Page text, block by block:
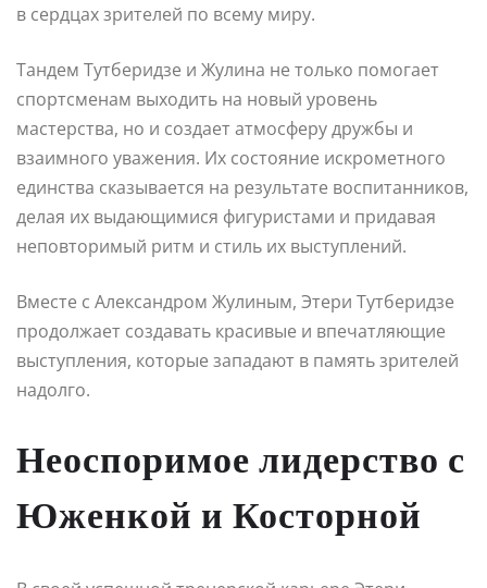
в сердцах зрителей по всему миру.
Тандем Тутберидзе и Жулина не только помогает
спортсменам выходить на новый уровень
мастерства, но и создает атмосферу дружбы и
взаимного уважения. Их состояние искрометного
единства сказывается на результате воспитанников,
делая их выдающимися фигуристами и придавая
неповторимый ритм и стиль их выступлений.
Вместе с Александром Жулиным, Этери Тутберидзе
продолжает создавать красивые и впечатляющие
выступления, которые западают в память зрителей
надолго.
Неоспоримое лидерство с
Юженкой и Косторной